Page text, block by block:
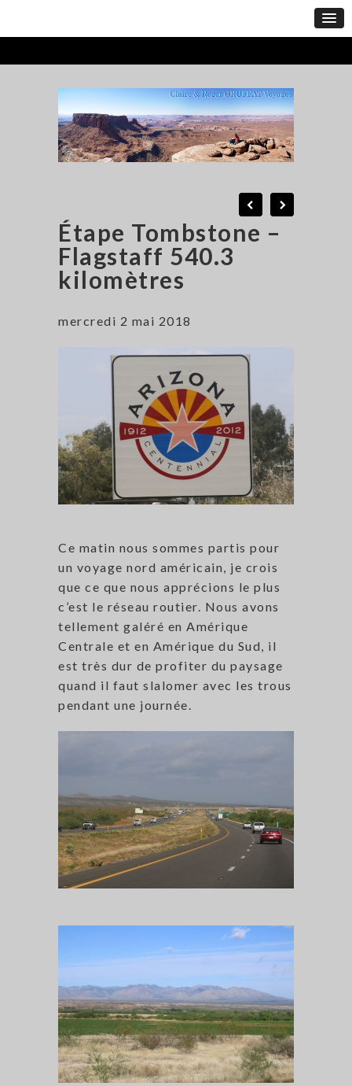
Étape Tombstone –
Flagstaff 540.3
kilomètres
mercredi 2 mai 2018
Ce matin nous sommes partis pour
un voyage nord américain, je crois
que ce que nous apprécions le plus
c’est le réseau routier. Nous avons
tellement galéré en Amérique
Centrale et en Amérique du Sud, il
est très dur de profiter du paysage
quand il faut slalomer avec les trous
pendant une journée.